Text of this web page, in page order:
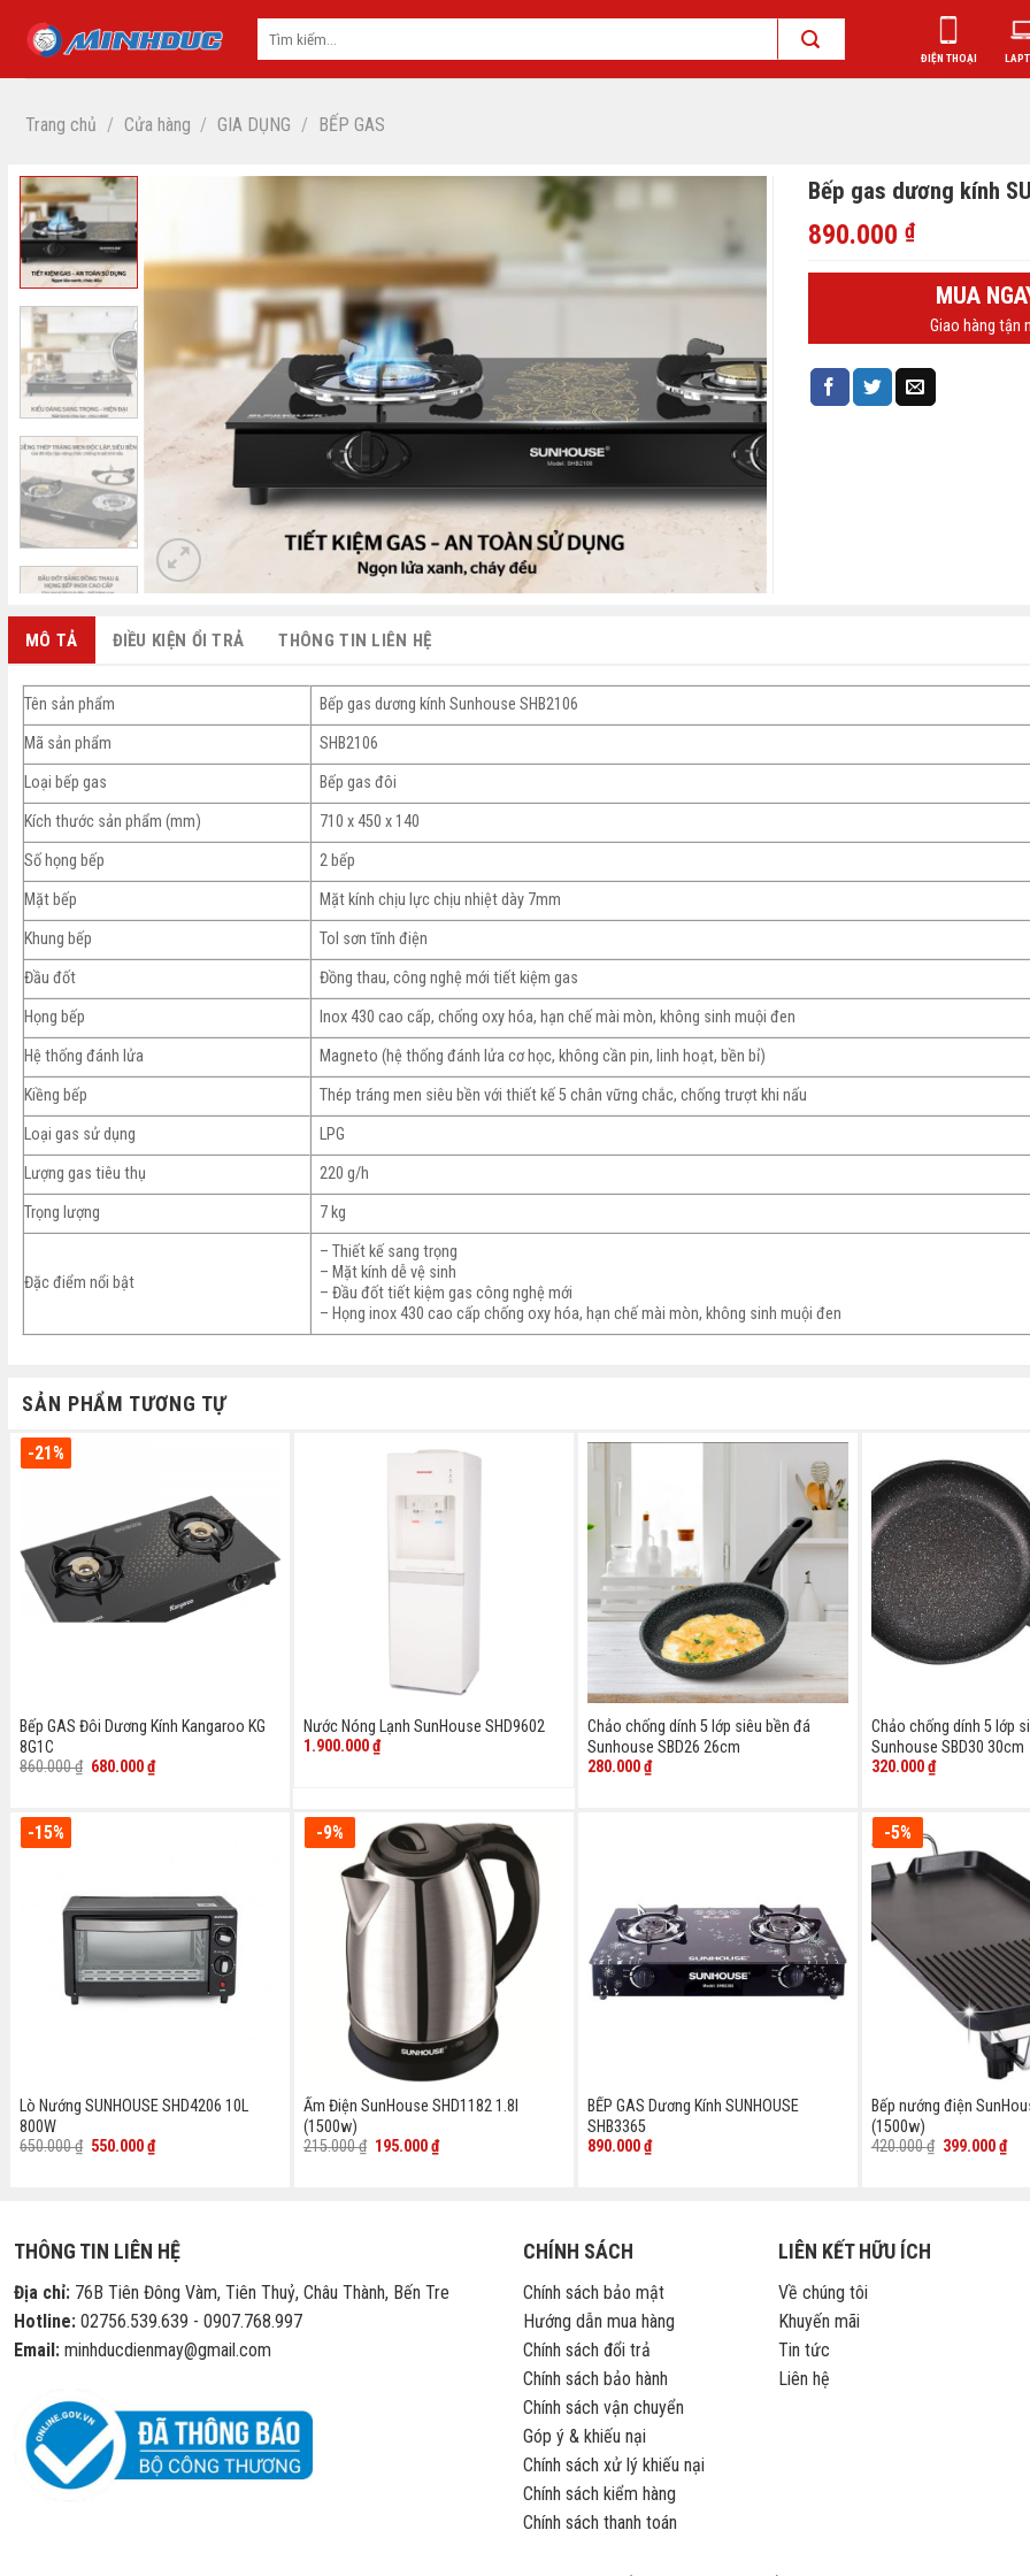
ĐIỆN THOẠI
Trang chủ / Cửa hàng / GIA DỤNG / BẾP GAS
Bếp gas dương kính
890.000 ₫
MUA
Giao hàng tận
MÔ TẢ ĐIỀU KIỆN ỔI TRẢ THÔNG TIN LIÊN HỆ
Tên sản phẩm
Bếp gas dương kính Sunhouse SHB2106
Mã sản phẩm
SHB2106
Loại bếp gas
Bếp gas đôi
Kích thước sản phẩm (mm)
710 x 450 x 140
Số họng bếp
2 bếp
Mặt bếp
Mặt kính chịu lực chịu nhiệt dày 7mm
Khung bếp
Tol sơn tĩnh điện
Đầu đốt
Đồng thau, công nghệ mới tiết kiệm gas
Họng bếp
Inox 430 cao cấp, chống oxy hóa, hạn chế mài mòn, không sinh muội đen
Hệ thống đánh lửa
Magneto (hệ thống đánh lửa cơ học, không cần pin, linh hoạt, bền bỉ)
Kiềng bếp
Thép tráng men siêu bền với thiết kế 5 chân vững chắc, chống trượt khi nấu
Loại gas sử dụng
LPG
Lượng gas tiêu thụ
220 g/h
Trọng lượng
7 kg
Đặc điểm nổi bật
– Thiết kế sang trọng
– Mặt kính dễ vệ sinh
– Đầu đốt tiết kiệm gas công nghệ mới
– Họng inox 430 cao cấp chống oxy hóa, hạn chế mài mòn, không sinh muội đen
SẢN PHẨM TƯƠNG TỰ
-21%
Bếp GAS Đôi Dương Kính Kangaroo KG
8G1C
860.000₫ Giá
680.000₫Giá
hiện
Nước Nóng Lạnh SunHouse SHD9602
1.900.000₫
Chảo chống dính 5 lớp siêu bền đá
Sunhouse SBD26 26cm
280.000₫
Chảo chống dính 5 lớp
Sunhouse SBD30 30cm
320.000₫
-15%
Lò Nướng SUNHOUSE SHD4206 10L
800W
650.000₫ Giá
550.000₫Giá
hiện
-9%
Ấm Điện SunHouse SHD1182 1.8l
(1500w)
215.000₫ Giá
195.000₫Giá
hiện
BẾP GAS Dương Kính SUNHOUSE
SHB3365
890.000₫
-5%
Bếp nướng điện
(1500w)
420.000₫ Giá
399.000₫Giá
hiện
THÔNG TIN LIÊN HỆ
Địa chỉ: 76B Tiên Đông Vàm, Tiên Thuỷ, Châu Thành, Bến Tre
Hotline: 02756.539.639 - 0907.768.997
Email: minhducdienmay@gmail.com
CHÍNH SÁCH
Chính sách bảo mật
Hướng dẫn mua hàng
Chính sách đổi trả
Chính sách bảo hành
Chính sách vận chuyển
Góp ý & khiếu nại
Chính sách xử lý khiếu nại
Chính sách kiểm hàng
Chính sách thanh toán
LIÊN KẾT HỮU ÍCH
Về chúng tôi
Khuyến mãi
Tin tức
Liên hệ